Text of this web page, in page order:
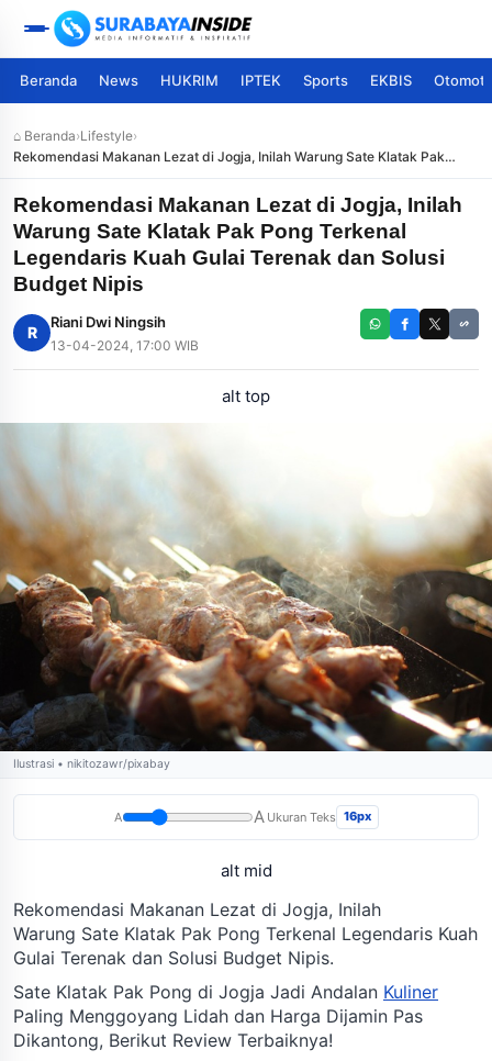
Beranda News HUKRIM IPTEK Sports EKBIS
⌂ Beranda›Lifestyle›
Rekomendasi Makanan Lezat di Jogja, Inilah Warung Sate Klatak Pak
Pong Terkenal Legendaris Kuah Gulai Terenak dan Solusi Budget Nipis
Rekomendasi Makanan Lezat di Jogja, Inilah
Warung Sate Klatak Pak Pong Terkenal
Legendaris Kuah Gulai Terenak dan Solusi
Budget Nipis
R
Riani Dwi Ningsih
13-04-2024, 17:00 WIB
alt top
Ilustrasi • nikitozawr/pixabay
A A Ukuran Teks 16px
alt mid
Rekomendasi Makanan Lezat di Jogja, Inilah
Warung Sate Klatak Pak Pong Terkenal Legendaris Kuah
Gulai Terenak dan Solusi Budget Nipis.
Sate Klatak Pak Pong di Jogja Jadi Andalan Kuliner
Paling Menggoyang Lidah dan Harga Dijamin Pas
Dikantong, Berikut Review Terbaiknya!